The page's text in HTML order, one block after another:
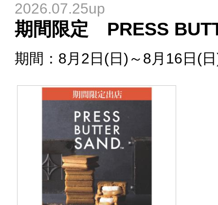
2026.07.25up
期間限定 PRESS
期間：8月2日(日)～8月16日(